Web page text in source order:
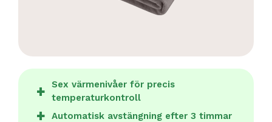
Sex värmenivåer för precis
temperaturkontroll
Automatisk avstängning efter 3 timmar